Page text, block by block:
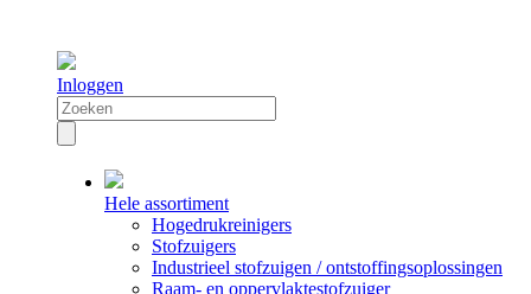
Inloggen
Hele assortiment
Hogedrukreinigers
Stofzuigers
Industrieel stofzuigen / ontstoffingsoplossingen
Raam- en oppervlaktestofzuiger